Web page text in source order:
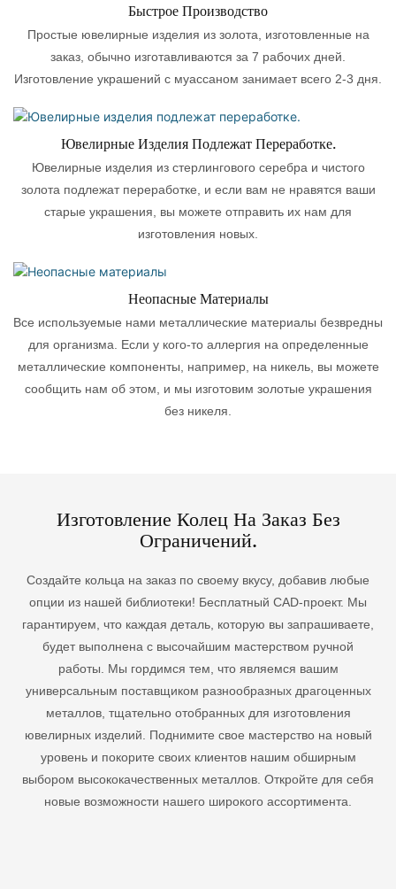
Быстрое Производство
Простые ювелирные изделия из золота, изготовленные на
заказ, обычно изготавливаются за 7 рабочих дней.
Изготовление украшений с муассаном занимает всего 2-3 дня.
Ювелирные Изделия Подлежат Переработке.
Ювелирные изделия из стерлингового серебра и чистого
золота подлежат переработке, и если вам не нравятся ваши
старые украшения, вы можете отправить их нам для
изготовления новых.
Неопасные Материалы
Все используемые нами металлические материалы безвредны
для организма. Если у кого-то аллергия на определенные
металлические компоненты, например, на никель, вы можете
сообщить нам об этом, и мы изготовим золотые украшения
без никеля.
Изготовление Колец На Заказ Без
Ограничений.
Создайте кольца на заказ по своему вкусу, добавив любые
опции из нашей библиотеки! Бесплатный CAD-проект. Мы
гарантируем, что каждая деталь, которую вы запрашиваете,
будет выполнена с высочайшим мастерством ручной
работы.
Мы гордимся тем, что являемся вашим
универсальным поставщиком разнообразных драгоценных
металлов, тщательно отобранных для изготовления
ювелирных изделий. Поднимите свое мастерство на новый
уровень и покорите своих клиентов нашим обширным
выбором высококачественных металлов. Откройте для себя
новые возможности нашего широкого ассортимента.